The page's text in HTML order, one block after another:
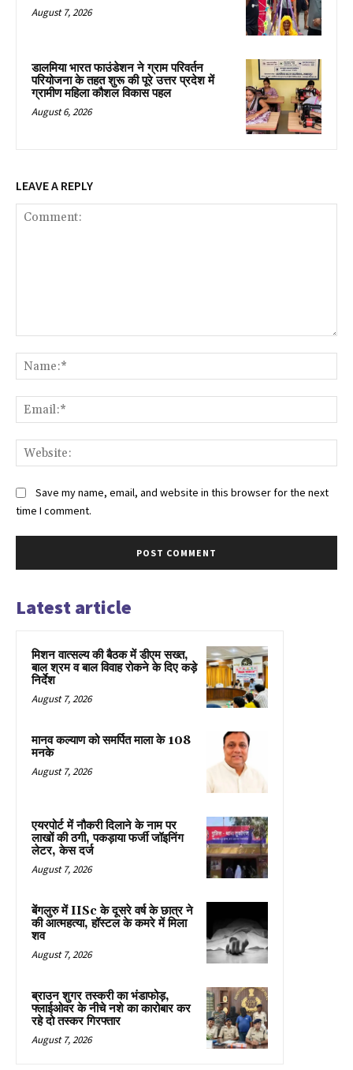
August 7, 2026
डालमिया भारत फाउंडेशन ने ग्राम परिवर्तन
परियोजना के तहत शुरू की पूरे उत्तर प्रदेश में
ग्रामीण महिला कौशल विकास पहल
August 6, 2026
LEAVE A REPLY
Save my name, email, and website in this browser for the next
time I comment.
Latest article
मिशन वात्सल्य की बैठक में डीएम सख्त,
बाल श्रम व बाल विवाह रोकने के दिए कड़े
निर्देश
August 7, 2026
मानव कल्याण को समर्पित माला के 108
मनके
August 7, 2026
एयरपोर्ट में नौकरी दिलाने के नाम पर
लाखों की ठगी, पकड़ाया फर्जी जॉइनिंग
लेटर, केस दर्ज
August 7, 2026
बेंगलुरु में IISc के दूसरे वर्ष के छात्र ने
की आत्महत्या, हॉस्टल के कमरे में मिला
शव
August 7, 2026
ब्राउन शुगर तस्करी का भंडाफोड़,
फ्लाईओवर के नीचे नशे का कारोबार कर
रहे दो तस्कर गिरफ्तार
August 7, 2026